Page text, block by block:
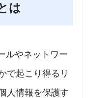
は
ルやネットワー
で起こり得るリ
人情報を保護す